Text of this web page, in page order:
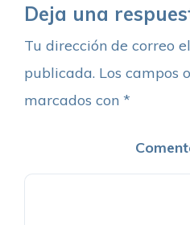
Deja una
Tu dirección de correo
publicada. Los campos
marcados con *